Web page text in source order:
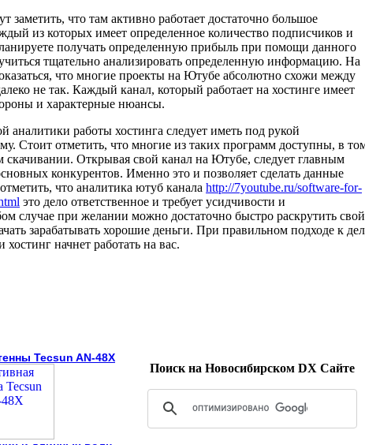
заметить, что там активно работает достаточно большое
из которых имеет определенное количество подписчиков и
получать определенную прибыль при помощи данного
тщательно анализировать определенную информацию. На
что многие проекты на Ютубе абсолютно схожи между
не так. Каждый канал, который работает на хостинге имеет
и характерные нюансы.
аналитики работы хостинга следует иметь под рукой
Стоит отметить, что многие из таких программ доступны, в
скачивании. Открывая свой канал на Ютубе, следует главным
конкурентов. Именно это и позволяет сделать данные
что аналитика ютуб канала http://7youtube.ru/software-for-
это дело ответственное и требует усидчивости и
случае при желании можно достаточно быстро раскрутить свой
зарабатывать хорошие деньги. При правильном подходе к
начнет работать на вас.
Tecsun AN-48X
Поиск на Новосибирском DX Сайте